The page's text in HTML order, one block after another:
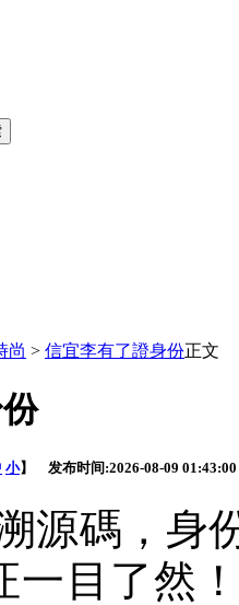
尚 > 信宜李有了證身份正文
小】 发布时间:2026-08-09 01:43:00
碼，身份
一目了然